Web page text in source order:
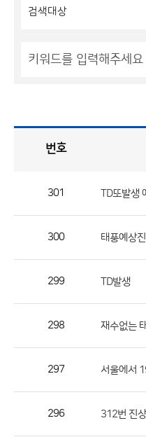
론
호,
번호
301 TD또발생
300 태풍예상
299 TD발생
298 재수없는
297 서울에서
296 312번 진